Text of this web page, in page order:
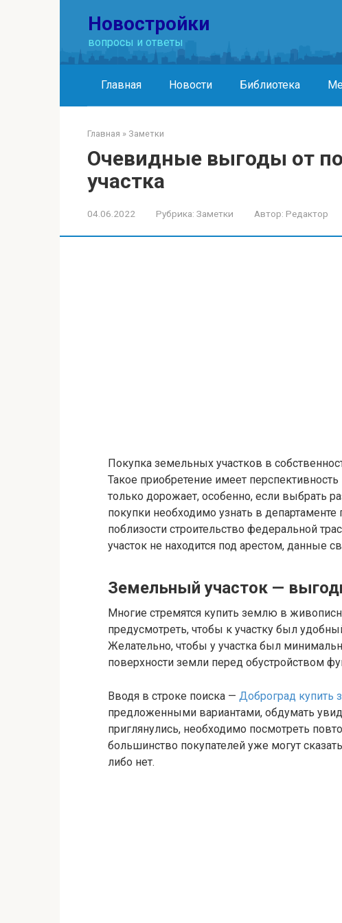
Новостройки
вопросы и ответы
Главная Новости Библиотека
Главная » Заметки
Очевидные выгоды от
участка
04.06.2022 Рубрика: Заметки Автор: Редактор
Покупка земельных участков в
Такое приобретение имеет
только дорожает, особенно, если выбрать
покупки необходимо узнать в департаменте
поблизости строительство федеральной
участок не находится под арестом, данные
Земельный участок —
Многие стремятся купить землю в
предусмотреть, чтобы к участку был
Желательно, чтобы у участка был
поверхности земли перед обустройством
Вводя в строке поиска — Доброград купить
предложенными вариантами, обдумать
приглянулись, необходимо посмотреть
большинство покупателей уже могут
либо нет.